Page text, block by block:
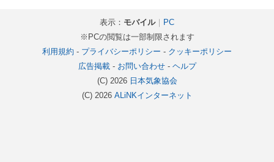
表示： モバイル｜
PC
※PCの閲覧は一部制限されます
利用規約 - プライバシーポリシー - クッキーポリシー
広告掲載- お問い合わせ- ヘルプ
(C) 2026 日本気象協会
(C) 2026 ALiNKインターネット